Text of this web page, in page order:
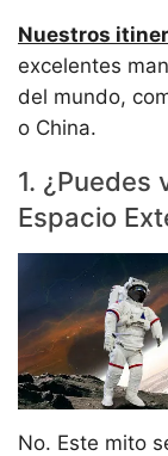
Nuestros
excelentes
del mundo,
o China.
1. ¿Puedes
Espacio
No. Este mito